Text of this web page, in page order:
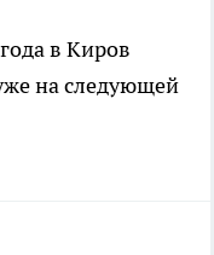
в Киров
на следующей